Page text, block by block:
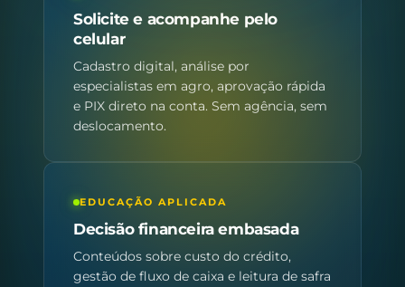
Solicite e acompanhe pelo
celular
Cadastro digital, análise por
especialistas em agro, aprovação rápida
e PIX direto na conta. Sem agência, sem
deslocamento.
EDUCAÇÃO APLICADA
Decisão financeira embasada
Conteúdos sobre custo do crédito,
gestão de fluxo de caixa e leitura de safra